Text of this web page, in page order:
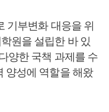
기부변화 대응을 위
원을 설립한 바 있
양한 국책 과제를 수
양성에 역할을 해왔